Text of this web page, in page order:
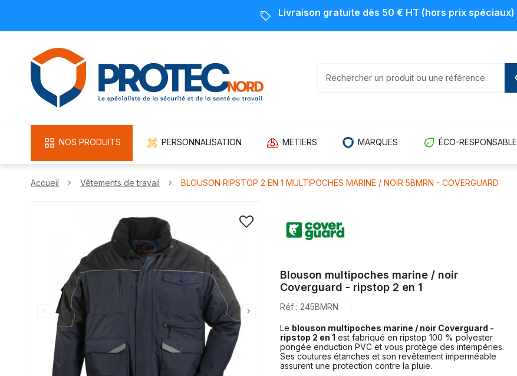
Livraison gratuite dès 50 € HT (hors prix spéciaux)
NOS PRODUITS PERSONNALISATION METIERS MARQUES ÉCO-RESPONSABLE
Accueil Vêtements de travail BLOUSON RIPSTOP 2 EN 1 MULTIPOCHES MARINE / NOIR 5BMRN - COVERGUARD
Blouson multipoches marine / noir
Coverguard - ripstop 2 en 1
Réf : 245BMRN
Le blouson multipoches marine / noir Coverguard -
ripstop 2 en 1 est fabriqué en ripstop 100 % polyester
pongée enduction PVC et vous protège des intempéries.
Ses coutures étanches et son revêtement imperméable
assurent une protection contre la pluie.